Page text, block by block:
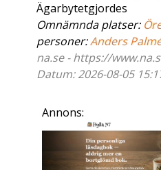
Ägarbytetgjordes
Omnämnda platser:
personer:Anders
na.se - https://
Datum: 2026-08-05
Annons: